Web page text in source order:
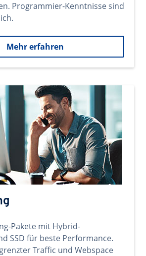
Programmier-Kenntnisse sind
Mehr erfahren
Pakete mit Hybrid-
SSD für beste Performance.
Traffic und Webspace